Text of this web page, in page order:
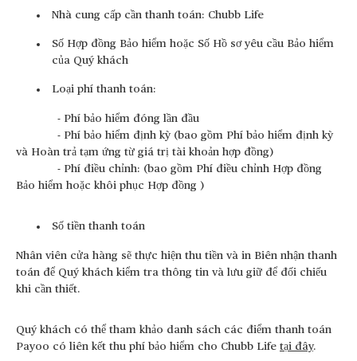
Nhà cung cấp cần thanh toán: Chubb Life
Số Hợp đồng Bảo hiểm hoặc Số Hồ sơ yêu cầu Bảo hiểm
của Quý khách
Loại phí thanh toán:
- Phí bảo hiểm đóng lần đầu
- Phí bảo hiểm định kỳ (bao gồm Phí bảo hiểm định kỳ
và Hoàn trả tạm ứng từ giá trị tài khoản hợp đồng)
- Phí điều chỉnh: (bao gồm Phí điều chỉnh Hợp đồng
Bảo hiểm hoặc khôi phục Hợp đồng )
Số tiền thanh toán
Nhân viên cửa hàng sẽ thực hiện thu tiền và in Biên nhận thanh
toán để Quý khách kiểm tra thông tin và lưu giữ để đối chiếu
khi cần thiết.
Quý khách có thể tham khảo danh sách các điểm thanh toán
Payoo có liên kết thu phí bảo hiểm cho Chubb Life tại đây.